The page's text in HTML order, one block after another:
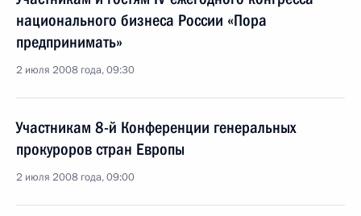
национального бизнеса России «Пора
предпринимать»
2 июля 2008 года, 09:30
Участникам 8-й Конференции генеральных
прокуроров стран Европы
2 июля 2008 года, 09:00